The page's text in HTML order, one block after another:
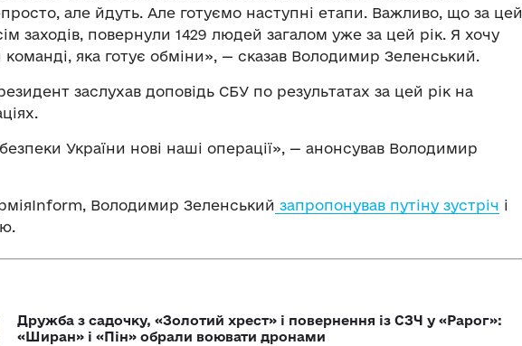
але йдуть. Але готуємо наступні етапи. Важливо, що за цей
заходів, повернули 1429 людей загалом уже за цей рік. Я хочу
команді, яка готує обміни», — сказав Володимир Зеленський.
заслухав доповідь СБУ по результатах за цей рік на
України нові наші операції», — анонсував Володимир
Володимир Зеленський запропонував путіну зустріч і
Дружба з садочку, «Золотий хрест» і повернення із СЗЧ у «Рарог»:
«Ширан» і «Пін» обрали воювати дронами